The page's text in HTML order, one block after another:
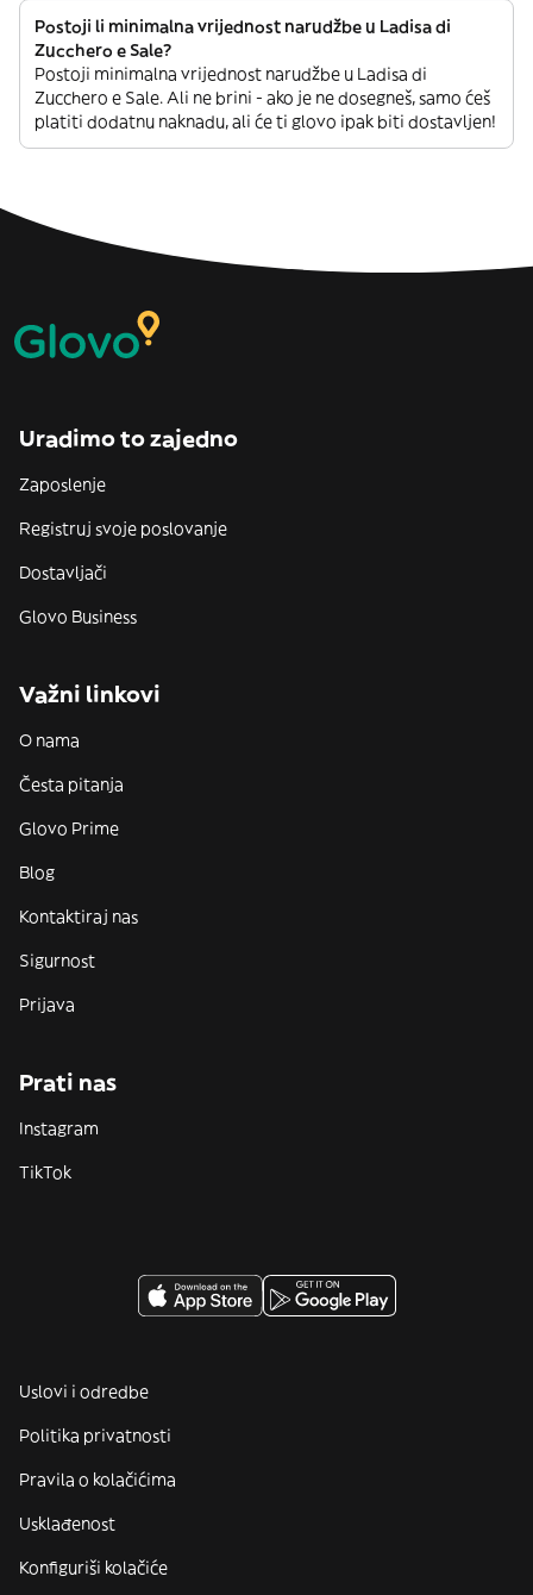
Postoji li minimalna vrijednost narudžbe u Ladisa di
Zucchero e Sale?
Postoji minimalna vrijednost narudžbe u Ladisa di
Zucchero e Sale. Ali ne brini - ako je ne dosegneš, samo ćeš
platiti dodatnu naknadu, ali će ti glovo ipak biti dostavljen!
Uradimo to zajedno
Zaposlenje
Registruj svoje poslovanje
Dostavljači
Glovo Business
Važni linkovi
O nama
Česta pitanja
Glovo Prime
Blog
Kontaktiraj nas
Sigurnost
Prijava
Prati nas
Instagram
TikTok
Uslovi i odredbe
Politika privatnosti
Pravila o kolačićima
Usklađenost
Konfiguriši kolačiće